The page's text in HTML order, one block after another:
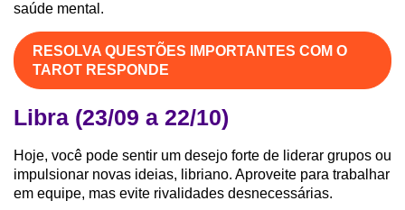
saúde mental.
RESOLVA QUESTÕES IMPORTANTES COM O
TAROT RESPONDE
Libra (23/09 a 22/10)
Hoje, você pode sentir um desejo forte de liderar grupos ou
impulsionar novas ideias, libriano. Aproveite para trabalhar
em equipe, mas evite rivalidades desnecessárias.